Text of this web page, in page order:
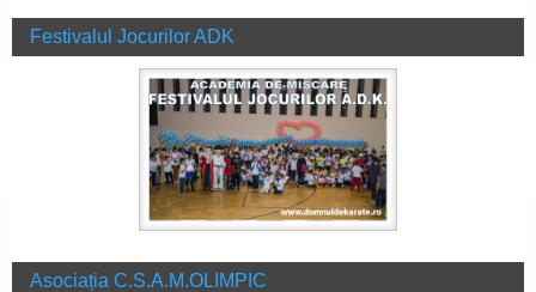
Festivalul Jocurilor ADK
Asociația C.S.A.M.OLIMPIC